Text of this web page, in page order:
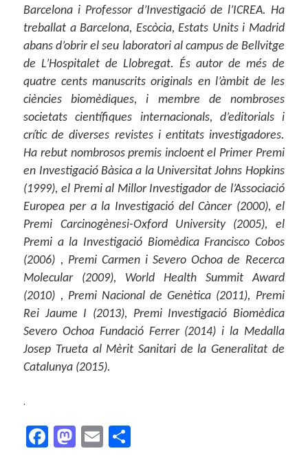
Barcelona i Professor d’Investigació de l’ICREA. Ha
treballat a Barcelona, Escòcia, Estats Units i Madrid
abans d’obrir el seu laboratori al campus de Bellvitge
de L’Hospitalet de Llobregat. És autor de més de
quatre cents manuscrits originals en l’àmbit de les
ciències biomèdiques, i membre de nombroses
societats científiques internacionals, d’editorials i
crític de diverses revistes i entitats investigadores.
Ha rebut nombrosos premis incloent el Primer Premi
en Investigació Bàsica a la Universitat Johns Hopkins
(1999), el Premi al Millor Investigador de l’Associació
Europea per a la Investigació del Càncer (2000), el
Premi Carcinogènesi-Oxford University (2005), el
Premi a la Investigació Biomèdica Francisco Cobos
(2006) , Premi Carmen i Severo Ochoa de Recerca
Molecular (2009), World Health Summit Award
(2010) , Premi Nacional de Genètica (2011), Premi
Rei Jaume I (2013), Premi Investigació Biomèdica
Severo Ochoa Fundació Ferrer (2014) i la Medalla
Josep Trueta al Mèrit Sanitari de la Generalitat de
Catalunya (2015).
.
F M E